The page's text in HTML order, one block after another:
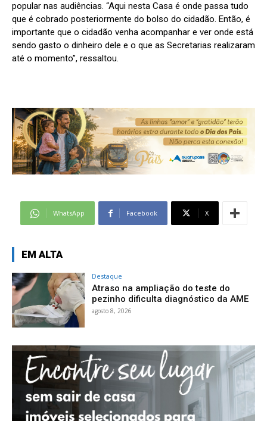
popular nas audiências. “Aqui nesta Casa é onde passa tudo
que é cobrado posteriormente do bolso do cidadão. Então, é
importante que o cidadão venha acompanhar e ver onde está
sendo gasto o dinheiro dele e o que as Secretarias realizaram
até o momento”, ressaltou.
WhatsApp Facebook X
EM ALTA
Destaque
Atraso na ampliação do teste do
pezinho dificulta diagnóstico da AME
agosto 8, 2026